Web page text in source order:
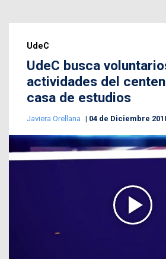
UdeC
UdeC busca
actividades del
casa de estudios
Javiera Orellana 04 de Diciembre